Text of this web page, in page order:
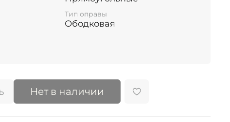
Тип оправы
Ободковая
Нет в наличии